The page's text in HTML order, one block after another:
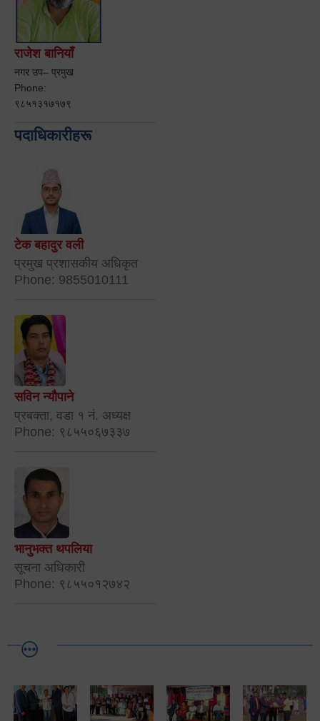
राजेश बानियाँ
नगर उप– प्रमुख
Phone:
९८५१३१७१७९
पदाधिकारीहरू
टेक बहादुर वली
प्रमुख प्रशासकीय अधिकृत
Phone: 9855010111
सविन न्यौपाने
प्रबक्ता, वडा १ नं. अध्यक्ष
Phone: ९८५५०६७३३७
भानुभक्त थपलिया
सूचना अधिकारी
Phone: ९८५५०१२७४२